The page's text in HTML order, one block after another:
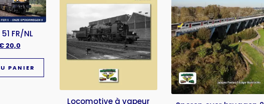
FR/NL
20,0
PANIER
Locomotive à vapeur